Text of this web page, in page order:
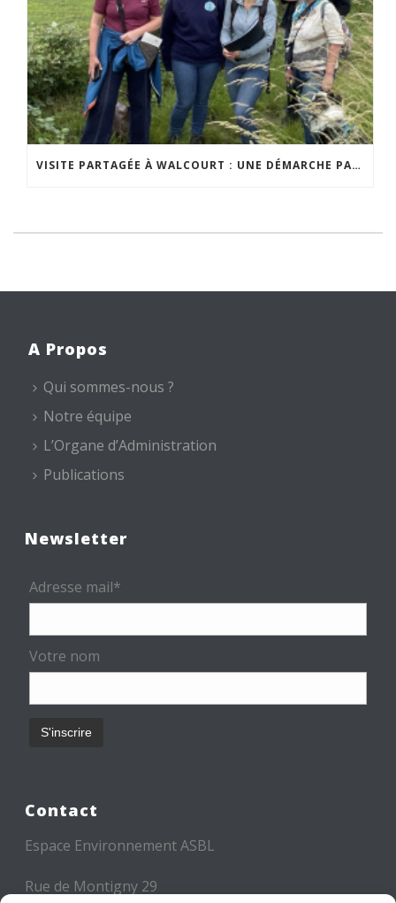
VISITE PARTAGÉE À WALCOURT : UNE DÉMARCHE PARTICIPATIVE ANIMÉE PAR ESPACE ENVIRONNEMENT
A Propos
Qui sommes-nous ?
Notre équipe
L’Organe d’Administration
Publications
Newsletter
Adresse mail*
Votre nom
Contact
Espace Environnement ASBL
Rue de Montigny 29